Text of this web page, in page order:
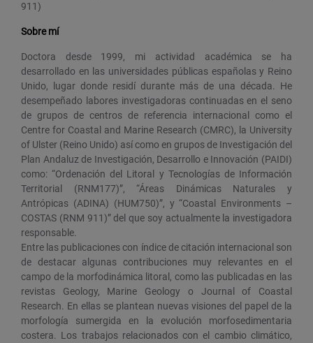
911)
Sobre mí
Doctora desde 1999, mi actividad académica se ha
desarrollado en las universidades públicas españolas y Reino
Unido, lugar donde residí durante más de una década. He
desempeñado labores investigadoras continuadas en el seno
de grupos de centros de referencia internacional como el
Centre for Coastal and Marine Research (CMRC), la University
of Ulster (Reino Unido) así como en grupos de Investigación del
Plan Andaluz de Investigación, Desarrollo e Innovación (PAIDI)
como: “Ordenación del Litoral y Tecnologías de Información
Territorial (RNM177)”, “Áreas Dinámicas Naturales y
Antrópicas (ADINA) (HUM750)”, y “Coastal Environments –
COSTAS (RNM 911)” del que soy actualmente la investigadora
responsable.
Entre las publicaciones con índice de citación internacional son
de destacar algunas contribuciones muy relevantes en el
campo de la morfodinámica litoral, como las publicadas en las
revistas Geology, Marine Geology o Journal of Coastal
Research. En ellas se plantean nuevas visiones del papel de la
morfología sumergida en la evolución morfosedimentaria
costera. Los trabajos relacionados con el cambio climático,